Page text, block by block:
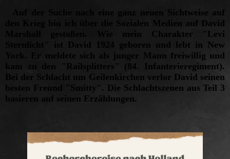
Auf der Suche nach eine ganz neuen Sichtweise auf
den Krieg bin ich über die Sozialen Medien auf David
Marshall gestoßen. Wie mein Charakter "Levi
Sternlicht" ist David 1924 geboren und lebt in New
York. Er meldete sich als junger Mann freiwillig und
kam zu den "Railsplitters" (84. Infanterieregiment).
Bei der Schlacht um Geilenkirchen verlor David seinen
besten Freund "Smitty". Die Schlachtszenen aus Teil 3
basieren auf seinen Erzählungen.